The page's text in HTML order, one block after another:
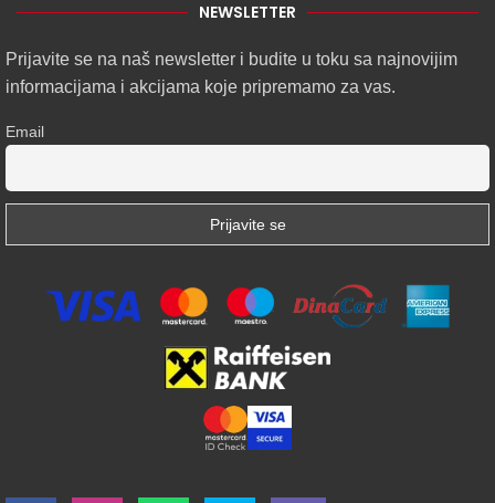
NEWSLETTER
Prijavite se na naš newsletter i budite u toku sa najnovijim
informacijama i akcijama koje pripremamo za vas.
Email